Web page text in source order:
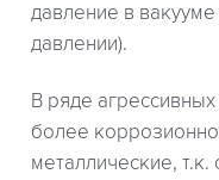
давление в
давлении).
В ряде
более
металлические,